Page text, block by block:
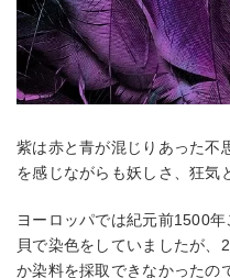
紫は赤と青が混じりあった不
を感じながらも妖しさ、狂気
ヨーロッパでは紀元前1500
貝で染色をしていましたが、
か染料を採取できなかったの